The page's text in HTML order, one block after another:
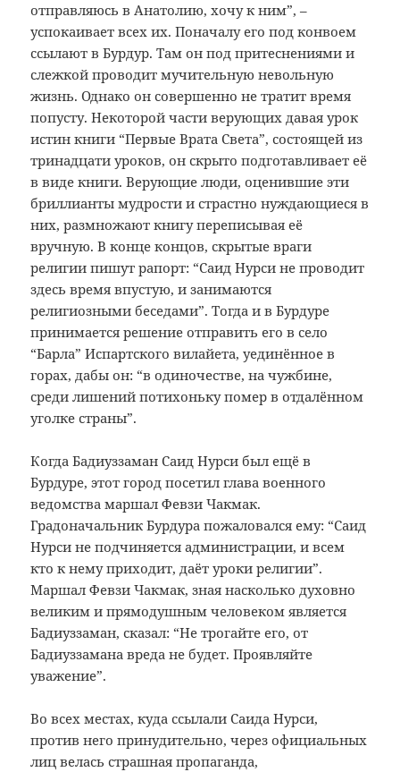
отправляюсь в Анатолию, хочу к ним”, –
успокаивает всех их. Поначалу его под конвоем
ссылают в Бурдур. Там он под притеснениями и
слежкой проводит мучительную невольную
жизнь. Однако он совершенно не тратит время
попусту. Некоторой части верующих давая урок
истин книги “Первые Врата Света”, состоящей из
тринадцати уроков, он скрыто подготавливает её
в виде книги. Верующие люди, оценившие эти
бриллианты мудрости и страстно нуждающиеся в
них, размножают книгу переписывая её
вручную. В конце концов, скрытые враги
религии пишут рапорт: “Саид Нурси не проводит
здесь время впустую, и занимаются
религиозными беседами”. Тогда и в Бурдуре
принимается решение отправить его в село
“Барла” Испартского вилайета, уединённое в
горах, дабы он: “в одиночестве, на чужбине,
среди лишений потихоньку помер в отдалённом
уголке страны”.
Когда Бадиуззаман Саид Нурси был ещё в
Бурдуре, этот город посетил глава военного
ведомства маршал Февзи Чакмак.
Градоначальник Бурдура пожаловался ему: “Саид
Нурси не подчиняется администрации, и всем
кто к нему приходит, даёт уроки религии”.
Маршал Февзи Чакмак, зная насколько духовно
великим и прямодушным человеком является
Бадиуззаман, сказал: “Не трогайте его, от
Бадиуззамана вреда не будет. Проявляйте
уважение”.
Во всех местах, куда ссылали Саида Нурси,
против него принудительно, через официальных
лиц велась страшная пропаганда,